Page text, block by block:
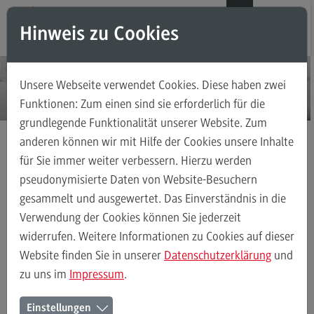
Direkt zum Inhalt
Direkt zum Hauptmenu
Direkt zum Footer
Modul-O-Mat
Masterstudiengänge
Accounting, Controlling, Taxation
Accounting, Controlling, Taxation
Modulangebot
Berufsperspektiven
Kontakt
Advanced Practice in Healthcare
Advanced Practice in Healthcare
Rahmenbedingungen
Masterstudiengänge Finance Kontakt
Finance Modulangebot Berufsperspektiven Kontakt
Ihr Kontakt zum Master
Hinweis zu Cookies
Unsere Webseite verwendet Cookies. Diese haben zwei
Funktionen: Zum einen sind sie erforderlich für die
grundlegende Funktionalität unserer Website. Zum
anderen können wir mit Hilfe der Cookies unsere Inhalte
für Sie immer weiter verbessern. Hierzu werden
pseudonymisierte Daten von Website-Besuchern
gesammelt und ausgewertet. Das Einverständnis in die
Verwendung der Cookies können Sie jederzeit
widerrufen. Weitere Informationen zu Cookies auf dieser
Website finden Sie in unserer Datenschutzerklärung und
zu uns im Impressum.
Einstellungen